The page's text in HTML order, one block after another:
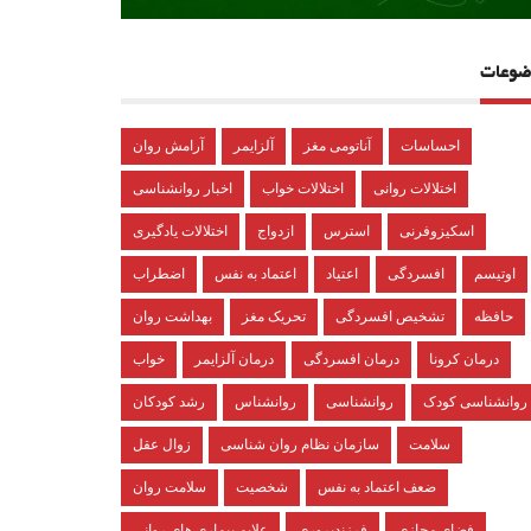
آرامش روان آلزایمر آناتومی مغز احساسات
اخبار روانشناسی اختلالات خواب اختلالات روانی
اختلالات یادگیری ازدواج استرس اسکیزوفرنی
اضطراب اعتماد به نفس اعتیاد افسردگی اوتیسم
بهداشت روان تحریک مغز تشخیص افسردگی حافظه
خواب درمان آلزایمر درمان افسردگی درمان کرونا
رشد کودکان روانشناس روانشناسی روانشناسی کودک
زوال عقل سازمان نظام روان شناسی سلامت
سلامت روان شخصیت ضعف اعتماد به نفس